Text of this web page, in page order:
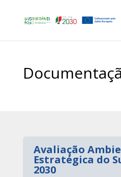
Avaliação
Estratégica do
2030